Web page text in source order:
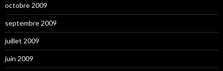
octobre 2009
septembre 2009
juillet 2009
juin 2009